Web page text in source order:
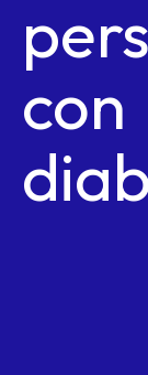
con